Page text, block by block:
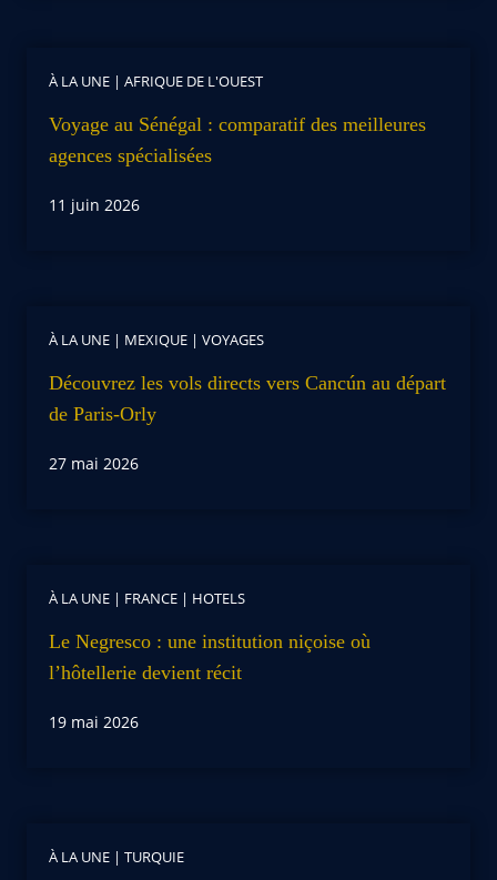
À LA UNE | AFRIQUE DE L'OUEST
Voyage au Sénégal : comparatif des meilleures
agences spécialisées
11 juin 2026
À LA UNE | MEXIQUE | VOYAGES
Découvrez les vols directs vers Cancún au départ
de Paris-Orly
27 mai 2026
À LA UNE | FRANCE | HOTELS
Le Negresco : une institution niçoise où
l’hôtellerie devient récit
19 mai 2026
À LA UNE | TURQUIE